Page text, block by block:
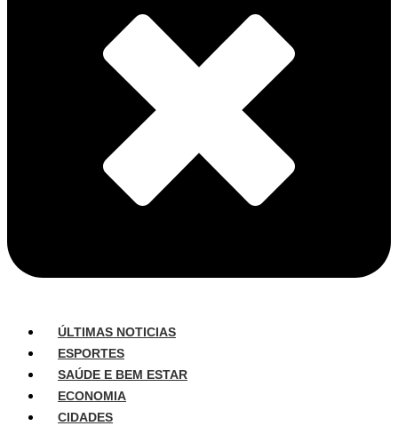
ÚLTIMAS NOTICIAS
ESPORTES
SAÚDE E BEM ESTAR
ECONOMIA
CIDADES